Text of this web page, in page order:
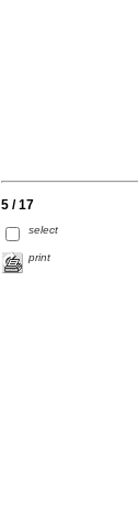
5 / 17
select
print